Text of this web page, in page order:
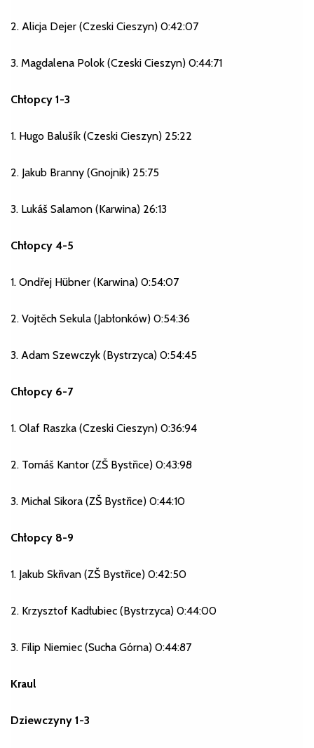
2. Alicja Dejer (Czeski Cieszyn) 0:42:07
3. Magdalena Polok (Czeski Cieszyn) 0:44:71
Chłopcy 1-3
1. Hugo Balušík (Czeski Cieszyn) 25:22
2. Jakub Branny (Gnojnik) 25:75
3. Lukáš Salamon (Karwina) 26:13
Chłopcy 4-5
1. Ondřej Hübner (Karwina) 0:54:07
2. Vojtěch Sekula (Jabłonków) 0:54:36
3. Adam Szewczyk (Bystrzyca) 0:54:45
Chłopcy 6-7
1. Olaf Raszka (Czeski Cieszyn) 0:36:94
2. Tomáš Kantor (ZŠ Bystřice) 0:43:98
3. Michal Sikora (ZŠ Bystřice) 0:44:10
Chłopcy 8-9
1. Jakub Skřivan (ZŠ Bystřice) 0:42:50
2. Krzysztof Kadłubiec (Bystrzyca) 0:44:00
3. Filip Niemiec (Sucha Górna) 0:44:87
Kraul
Dziewczyny 1-3